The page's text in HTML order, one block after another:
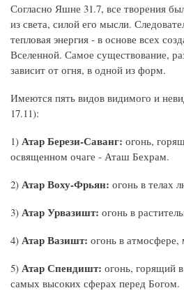
Согласно Яшне 31.7, все творения
из света, силой его мысли.
тепловая энергия - в основе всех
Вселенной. Самое существование,
зависит от огня, в одной из форм.
Имеются пять видов видимого и
17.11):
1) Атар Берези-Саванг: огонь,
освященном очаге - Аташ Бехрам.
2) Атар Воху-Фрьян: огонь в телах
3) Атар Урвазишт: огонь в
4) Атар Вазишт: огонь в
5) Атар Спендишт: огонь, горящий
самых высоких сферах перед Богом.